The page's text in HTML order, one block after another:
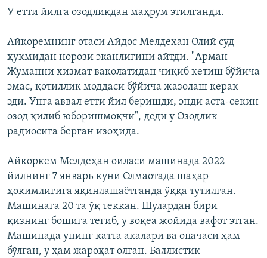
У етти йилга озодликдан маҳрум этилганди.
Айкоремнинг отаси Айдос Мелдехан Олий суд
ҳукмидан норози эканлигини айтди. "Арман
Жуманни хизмат ваколатидан чиқиб кетиш бўйича
эмас, қотиллик моддаси бўйича жазолаш керак
эди. Унга аввал етти йил беришди, энди аста-секин
озод қилиб юборишмоқчи", деди у Озодлик
радиосига берган изоҳида.
Айкоркем Мелдеҳан оиласи машинада 2022
йилнинг 7 январь куни Олмаотада шаҳар
ҳокимлигига яқинлашаётганда ўққа тутилган.
Машинага 20 та ўқ теккан. Шулардан бири
қизнинг бошига тегиб, у воқеа жойида вафот этган.
Машинада унинг катта акалари ва опачаси ҳам
бўлган, у ҳам жароҳат олган. Баллистик